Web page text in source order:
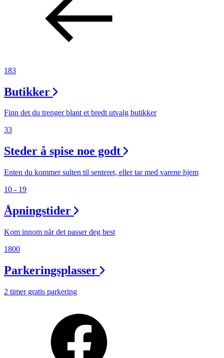
183
Butikker
Finn det du trenger blant et bredt utvalg butikker
33
Steder å spise noe godt
Enten du kommer sulten til senteret, eller tar med varene hjem
10 - 19
Åpningstider
Kom innom når det passer deg best
1800
Parkeringsplasser
2 timer gratis parkering